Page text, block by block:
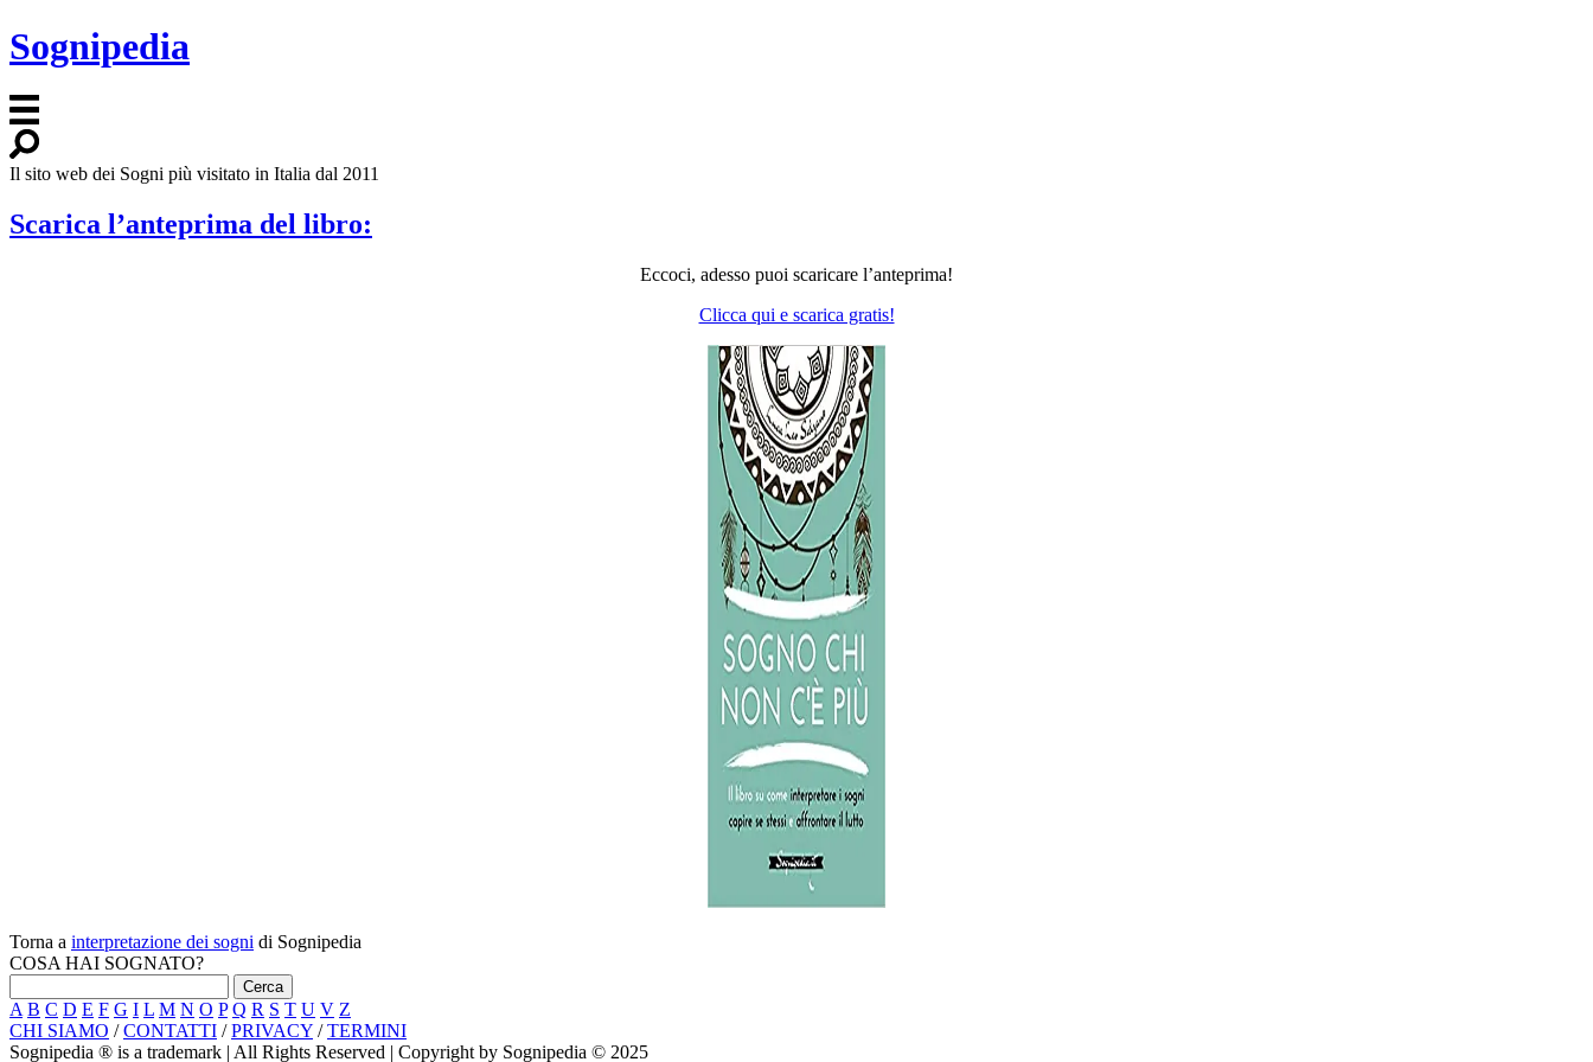
Sognipedia
Il sito web dei Sogni più visitato in Italia dal 2011
Scarica l’anteprima del libro:
Eccoci, adesso puoi scaricare l’anteprima!
Clicca qui e scarica gratis!
Torna a interpretazione dei sogni di Sognipedia
COSA HAI SOGNATO?
A B C D E F G I L M N O P Q R S T U V Z
CHI SIAMO /CONTATTI /PRIVACY /TERMINI
Sognipedia ® is a trademark | All Rights Reserved | Copyright by Sognipedia © 2025